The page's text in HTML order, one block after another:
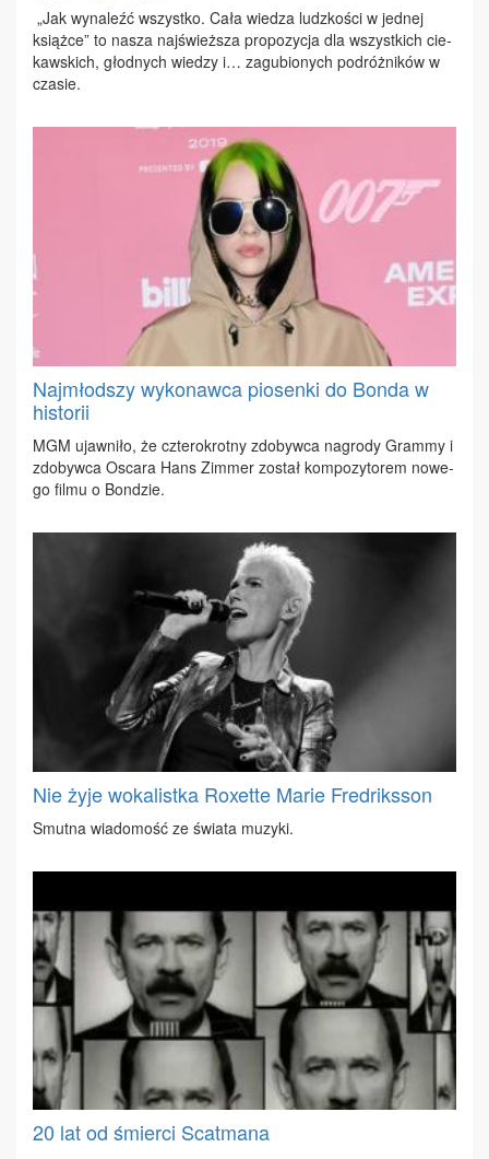
„Jak wy­na­leźć wszyst­ko. Ca­ła wie­dza ludz­ko­ści w jed­nej
książ­ce” to na­sza naj­śwież­sza pro­po­zy­cja dla wszyst­kich cie­
kaw­skich, głod­nych wie­dzy i… za­gu­bio­nych po­dróż­ni­ków w
cza­sie.
Najmłodszy wykonawca piosenki do Bonda w
historii
MGM ujaw­ni­ło, że czte­ro­krot­ny zdo­byw­ca na­gro­dy Gram­my i
zdo­byw­ca Osca­ra Hans Zim­mer zo­stał kom­po­zy­to­rem no­we­
go fil­mu o Bon­dzie.
Nie żyje wokalistka Roxette Marie Fredriksson
Smut­na wia­do­mość ze świa­ta mu­zy­ki.
20 lat od śmierci Scatmana